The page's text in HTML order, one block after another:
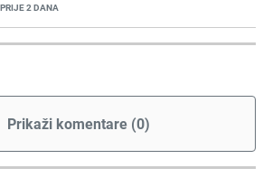
PRIJE 2 DANA
Prikaži komentare (0)